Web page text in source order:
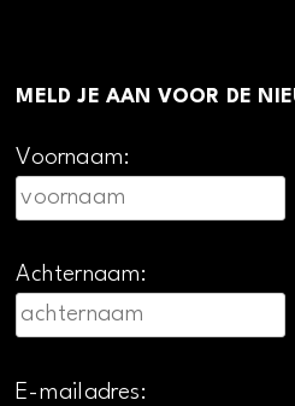
MELD JE AAN VOOR DE
Voornaam:
Achternaam:
E-mailadres: